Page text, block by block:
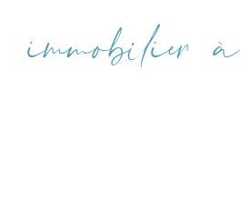
immobilier à